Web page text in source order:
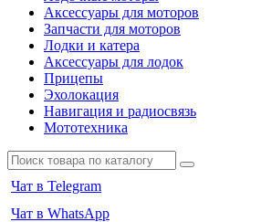
Аксессуары для моторов
Запчасти для моторов
Лодки и катера
Аксессуары для лодок
Прицепы
Эхолокация
Навигация и радиосвязь
Мототехника
Чат в Telegram
Чат в WhatsApp